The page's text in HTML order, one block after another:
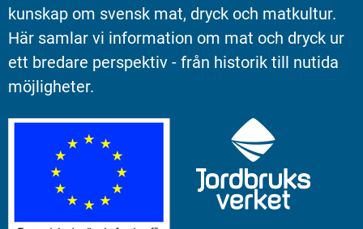
kunskap om svensk mat, dryck och matkultur.
Här samlar vi information om mat och dryck ur
ett bredare perspektiv - från historik till nutida
möjligheter.